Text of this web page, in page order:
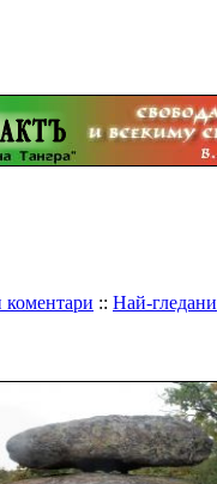
:: Най-гледани